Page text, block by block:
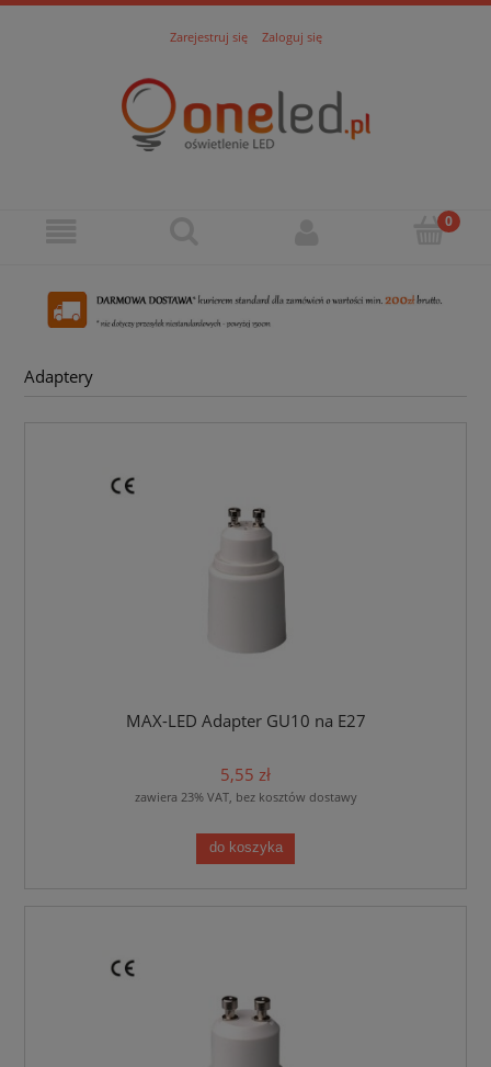
Zarejestruj się Zaloguj się
Adaptery
MAX-LED Adapter GU10 na E27
5,55 zł
zawiera 23% VAT, bez kosztów dostawy
do koszyka